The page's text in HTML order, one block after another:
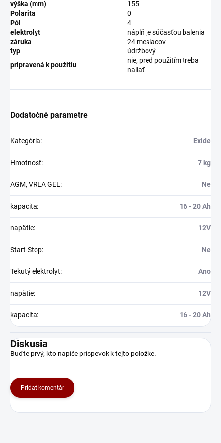
výška (mm)
155
Polarita
0
Pól
4
elektrolyt
náplň je súčasťou balenia
záruka
24 mesiacov
typ
údržbový
pripravená k použitiu
nie, pred použitím treba
naliať
Dodatočné parametre
Kategória: Exide
Hmotnosť: 7 kg
AGM, VRLA GEL: Ne
kapacita: 16 - 20 Ah
napätie: 12V
Start-Stop: Ne
Tekutý elektrolyt: Ano
napätie: 12V
kapacita: 16 - 20 Ah
Diskusia
Buďte prvý, kto napíše príspevok k tejto položke.
Pridať komentár